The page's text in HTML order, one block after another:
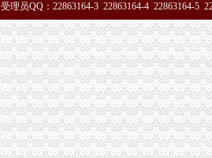
受理员QQ：22863164-3 22863164-4 22863164-5